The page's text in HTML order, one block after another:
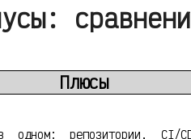
Плюсы
одном: репозитории, CI/